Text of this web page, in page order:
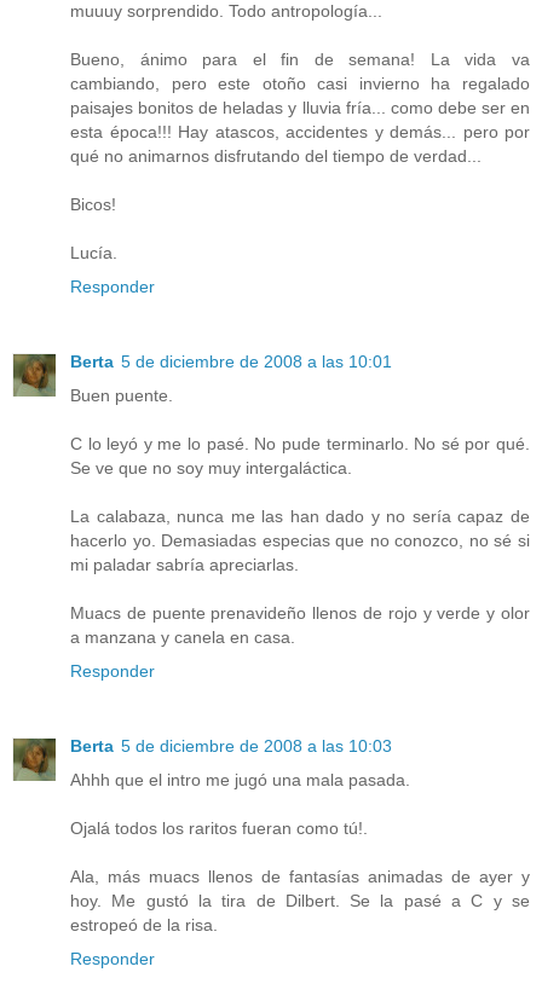
muuuy sorprendido. Todo antropología...
Bueno, ánimo para el fin de semana! La vida va
cambiando, pero este otoño casi invierno ha regalado
paisajes bonitos de heladas y lluvia fría... como debe ser en
esta época!!! Hay atascos, accidentes y demás... pero por
qué no animarnos disfrutando del tiempo de verdad...
Bicos!
Lucía.
Responder
Berta 5 de diciembre de 2008 a las 10:01
Buen puente.
C lo leyó y me lo pasé. No pude terminarlo. No sé por qué.
Se ve que no soy muy intergaláctica.
La calabaza, nunca me las han dado y no sería capaz de
hacerlo yo. Demasiadas especias que no conozco, no sé si
mi paladar sabría apreciarlas.
Muacs de puente prenavideño llenos de rojo y verde y olor
a manzana y canela en casa.
Responder
Berta 5 de diciembre de 2008 a las 10:03
Ahhh que el intro me jugó una mala pasada.
Ojalá todos los raritos fueran como tú!.
Ala, más muacs llenos de fantasías animadas de ayer y
hoy. Me gustó la tira de Dilbert. Se la pasé a C y se
estropeó de la risa.
Responder